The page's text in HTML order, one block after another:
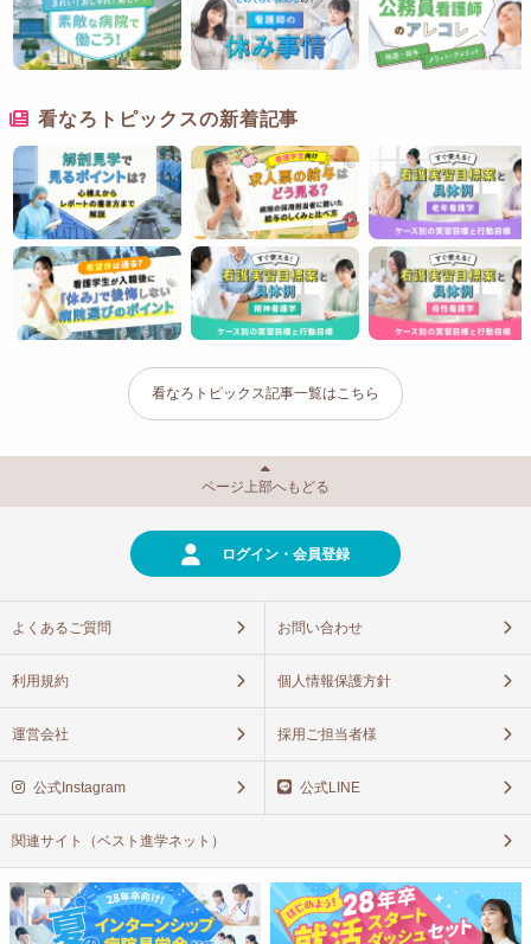
看なろトピックスの新着記事
看なろトピックス記事一覧はこちら
ページ上部へもどる
ログイン・会員登録
よくあるご質問 お問い合わせ
利用規約 個人情報保護方針
運営会社 採用ご担当者様
公式Instagram 公式LINE
関連サイト（ベスト進学ネット）